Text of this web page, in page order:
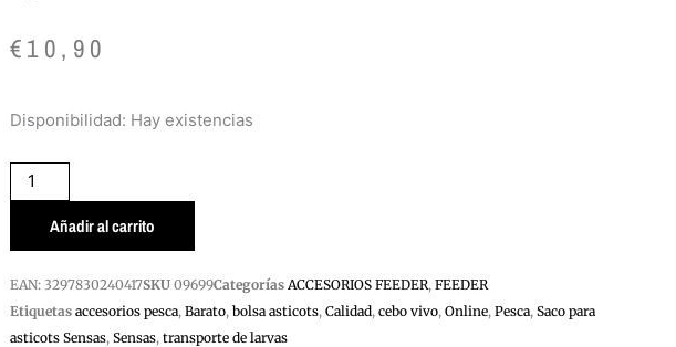
€10,90
Disponibilidad: Hay existencias
SACO
SENSAS
cantidad
Añadir al carrito
EAN: 3297830240417SKU 09699Categorías ACCESORIOS FEEDER, FEEDER
Etiquetas accesorios pesca, Barato, bolsa asticots, Calidad, cebo vivo, Online, Pesca, Saco para
asticots Sensas, Sensas, transporte de larvas